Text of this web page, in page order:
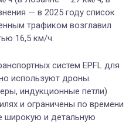
— в 2025 году список
трафиком возглавил
16,5 км/ч.
систем EPFL для
используют дроны.
индукционные петли)
и ограничены по времени
широкую и детальную